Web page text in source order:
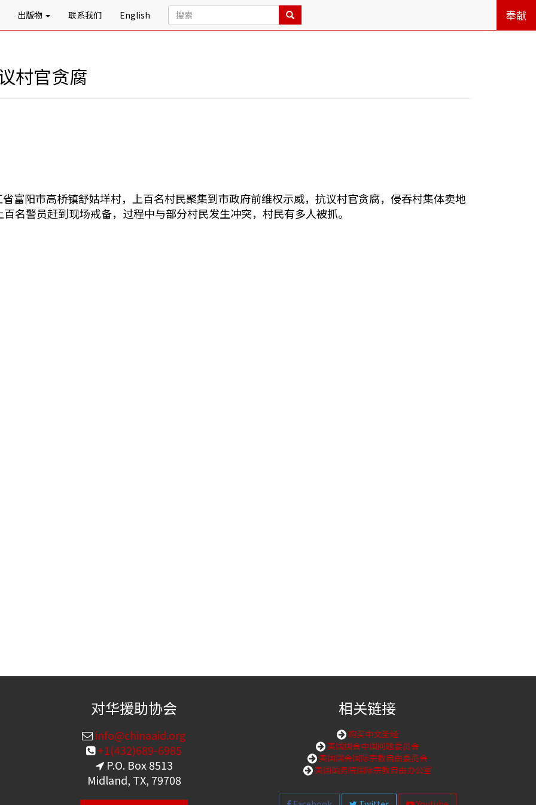
出版物 联系我们 English 奉献
村官贪腐
富阳市高桥镇舒姑垟村，上百名村民聚集到市政府前维权示威，抗议村官贪腐，侵吞村集体卖地
名警员赶到现场戒备，过程中与部分村民发生冲突，村民有多人被抓。
对华援助协会
info@chinaaid.org
+1(432)689-6985
P.O. Box 8513
Midland, TX, 79708
相关链接
购买中文圣经
美国国会中国问题委员会
美国国会国际宗教自由委员会
美国国务院国际宗教自由办公室